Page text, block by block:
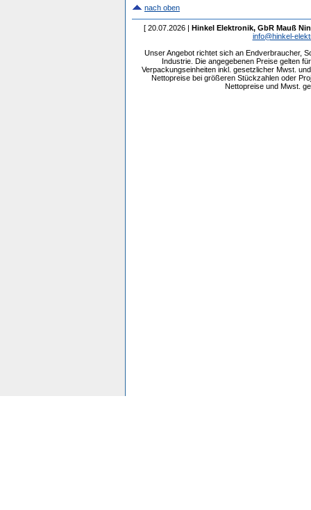
nach oben
[ 20.07.2026 | Hinkel Elektronik, GbR Mauß
info@hinkel-
Unser Angebot richtet sich an Endverbraucher,
Industrie. Die angegebenen Preise gelten
Verpackungseinheiten inkl. gesetzlicher Mwst.
Nettopreise bei größeren Stückzahlen oder
Nettopreise und Mwst.